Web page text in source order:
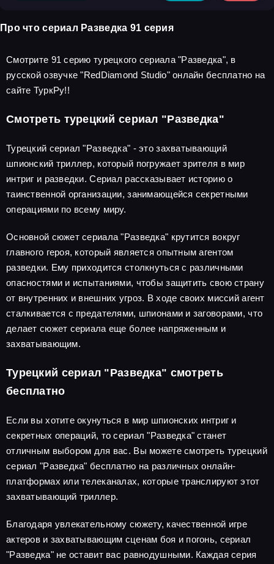
Про что сериал Разведка 91 серия
Смотрите 91 серию турецкого сериала "Разведка", в
русской озвучке "RedDiamond Studio" онлайн бесплатно на
сайте ТуркРу!!
Смотреть турецкий сериал "Разведка"
Турецкий сериал "Разведка" - это захватывающий
шпионский триллер, который погружает зрителя в мир
интриг и разведки. Сериал рассказывает историю о
таинственной организации, занимающейся секретными
операциями по всему миру.
Основной сюжет сериала "Разведка" крутится вокруг
главного героя, который является опытным агентом
разведки. Ему приходится столкнуться с различными
опасностями и испытаниями, чтобы защитить свою страну
от внутренних и внешних угроз. В ходе своих миссий агент
сталкивается с предателями, шпионами и заговорами, что
делает сюжет сериала еще более напряженным и
захватывающим.
Турецкий сериал "Разведка" смотреть
бесплатно
Если вы хотите окунуться в мир шпионских интриг и
секретных операций, то сериал "Разведка" станет
отличным выбором для вас. Вы можете смотреть турецкий
сериал "Разведка" бесплатно на различных онлайн-
платформах или телеканалах, которые транслируют этот
захватывающий триллер.
Благодаря увлекательному сюжету, качественной игре
актеров и захватывающим сценам боя и погонь, сериал
"Разведка" не оставит вас равнодушными. Каждая серия